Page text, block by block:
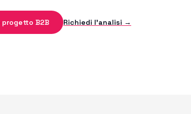
B2B Richiedi l'analisi →